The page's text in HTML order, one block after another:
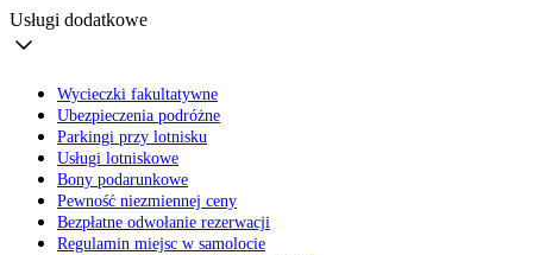
Usługi dodatkowe
Wycieczki fakultatywne
Ubezpieczenia podróżne
Parkingi przy lotnisku
Usługi lotniskowe
Bony podarunkowe
Pewność niezmiennej ceny
Bezpłatne odwołanie rezerwacji
Regulamin miejsc w samolocie